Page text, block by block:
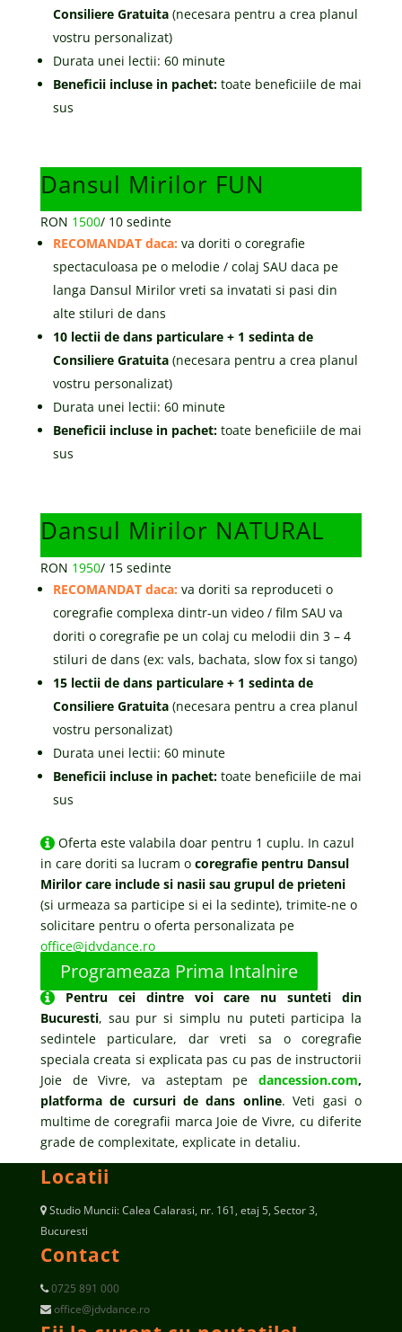
Consiliere Gratuita (necesara pentru a crea planul
vostru personalizat)
Durata unei lectii: 60 minute
Beneficii incluse in pachet:toate beneficiile de mai
sus
Dansul Mirilor FUN
RON 1500/10 sedinte
RECOMANDAT daca: va doriti o coregrafie
spectaculoasa pe o melodie / colaj SAU daca pe
langa Dansul Mirilor vreti sa invatati si pasi din
alte stiluri de dans
10 lectii de dans particulare + 1 sedinta de
Consiliere Gratuita (necesara pentru a crea planul
vostru personalizat)
Durata unei lectii: 60 minute
Beneficii incluse in pachet:toate beneficiile de mai
sus
Dansul Mirilor NATURAL
RON 1950/15 sedinte
RECOMANDAT daca: va doriti sa reproduceti o
coregrafie complexa dintr-un video / film SAU va
doriti o coregrafie pe un colaj cu melodii din 3 – 4
stiluri de dans (ex: vals, bachata, slow fox si tango)
15 lectii de dans particulare + 1 sedinta de
Consiliere Gratuita (necesara pentru a crea planul
vostru personalizat)
Durata unei lectii: 60 minute
Beneficii incluse in pachet:toate beneficiile de mai
sus
Oferta este valabila doar pentru 1 cuplu. In cazul
in care doriti sa lucram o coregrafie pentru Dansul
Mirilor care include si nasii sau grupul de prieteni
(si urmeaza sa participe si ei la sedinte), trimite-ne o
solicitare pentru o oferta personalizata pe
office@jdvdance.ro
Programeaza Prima Intalnire
Pentru cei dintre voi care nu sunteti din
Bucuresti, sau pur si simplu nu puteti participa la
sedintele particulare, dar vreti sa o coregrafie
speciala creata si explicata pas cu pas de instructorii
Joie de Vivre, va asteptam pedancession.com,
platforma de cursuri de dans online. Veti gasi o
multime de coregrafii marca Joie de Vivre, cu diferite
grade de complexitate, explicate in detaliu.
Locatii
Studio Muncii: Calea Calarasi, nr. 161, etaj 5, Sector 3,
Bucuresti
Contact
0725 891 000
office@jdvdance.ro